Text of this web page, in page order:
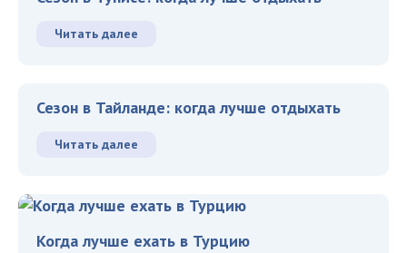
Читать далее
Сезон в Тайланде: когда лучше отдыхать
Читать далее
Когда лучше ехать в Турцию